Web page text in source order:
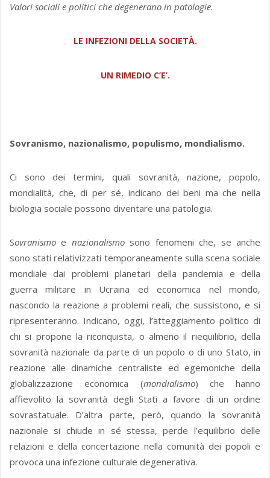
Valori sociali e politici che degenerano in patologie.
LE INFEZIONI DELLA SOCIETÀ.
UN RIMEDIO C’E’.
Sovranismo, nazionalismo, populismo, mondialismo.
Ci sono dei termini, quali sovranità, nazione, popolo,
mondialità, che, di per sé, indicano dei beni ma che nella
biologia sociale possono diventare una patologia.
Sovranismo e nazionalismosono fenomeni che, se anche
sono stati relativizzati temporaneamente sulla scena sociale
mondiale dai problemi planetari della pandemia e della
guerra militare in Ucraina ed economica nel mondo,
nascondo la reazione a problemi reali, che sussistono, e si
ripresenteranno. Indicano, oggi, l’atteggiamento politico di
chi si propone la riconquista, o almeno il riequilibrio, della
sovranità nazionale da parte di un popolo o di uno Stato, in
reazione alle dinamiche centraliste ed egemoniche della
globalizzazione economica (mondialismo) che hanno
affievolito la sovranità degli Stati a favore di un ordine
sovrastatuale. D’altra parte, però, quando la sovranità
nazionale si chiude in sé stessa, perde l’equilibrio delle
relazioni e della concertazione nella comunità dei popoli e
provoca una infezione culturale degenerativa.